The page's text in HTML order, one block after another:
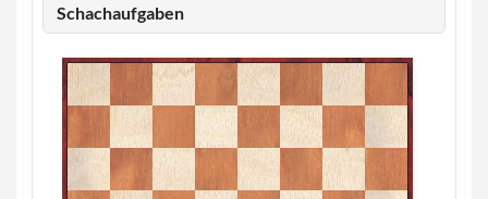
Schachaufgaben